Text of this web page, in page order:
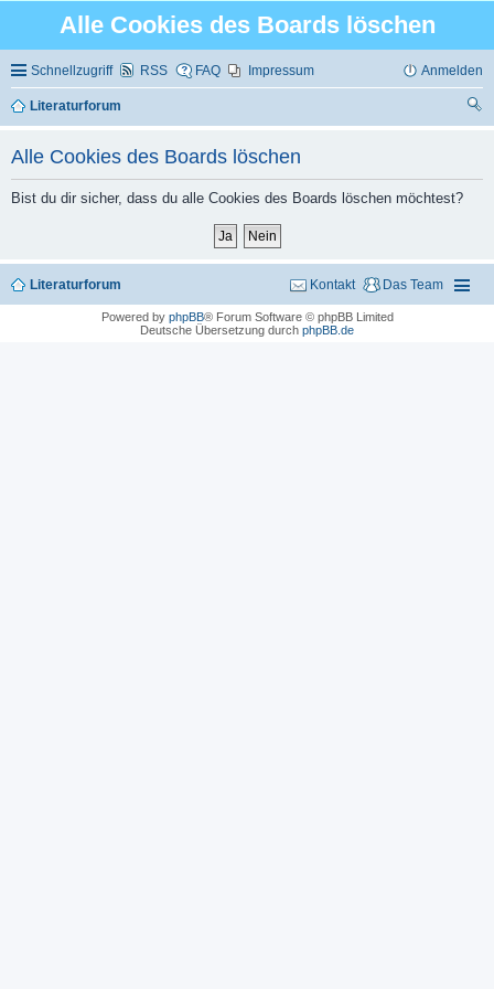
Alle Cookies des Boards löschen
Schnellzugriff RSS FAQ Impressum Anmelden
Literaturforum
Alle Cookies des Boards löschen
Bist du dir sicher, dass du alle Cookies des Boards löschen möchtest?
Literaturforum Das Team
Kontakt
Powered by phpBB® Forum Software © phpBB Limited
Deutsche Übersetzung durch phpBB.de